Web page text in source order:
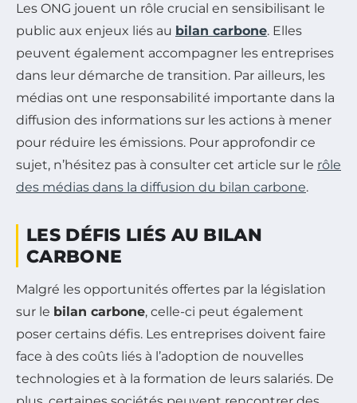
Les ONG jouent un rôle crucial en sensibilisant le
public aux enjeux liés au bilan carbone. Elles
peuvent également accompagner les entreprises
dans leur démarche de transition. Par ailleurs, les
médias ont une responsabilité importante dans la
diffusion des informations sur les actions à mener
pour réduire les émissions. Pour approfondir ce
sujet, n’hésitez pas à consulter cet article sur le rôle
des médias dans la diffusion du bilan carbone.
LES DÉFIS LIÉS AU BILAN
CARBONE
Malgré les opportunités offertes par la législation
sur le bilan carbone, celle-ci peut également
poser certains défis. Les entreprises doivent faire
face à des coûts liés à l’adoption de nouvelles
technologies et à la formation de leurs salariés. De